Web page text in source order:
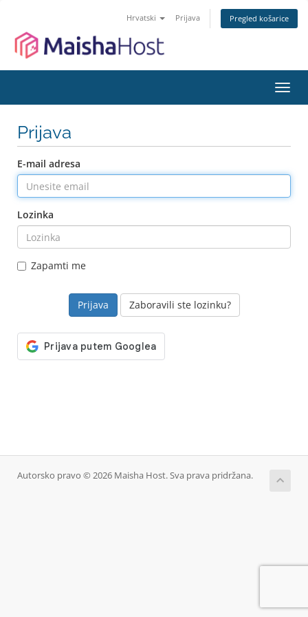
Hrvatski Prijava Pregled košarice
Prijava
E-mail adresa
Lozinka
Zapamti me
Zaboravili ste lozinku?
Autorsko pravo © 2026 Maisha Host. Sva prava pridržana.